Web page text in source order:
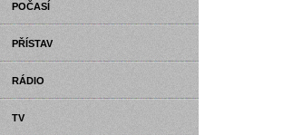
POČASÍ
PŘÍSTAV
RÁDIO
TV